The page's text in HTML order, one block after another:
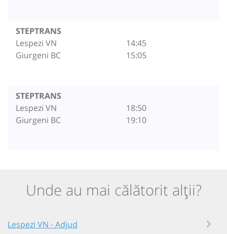
STEPTRANS
Lespezi VN
Giurgeni BC
14:45
15:05
STEPTRANS
Lespezi VN
Giurgeni BC
18:50
19:10
Unde au mai călătorit alții?
Lespezi VN - Adjud